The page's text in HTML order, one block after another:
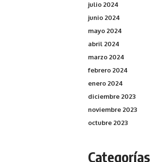
julio 2024
junio 2024
mayo 2024
abril 2024
marzo 2024
febrero 2024
enero 2024
diciembre 2023
noviembre 2023
octubre 2023
Categorías